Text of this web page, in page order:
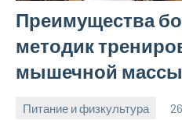
Преимущества
методик
мышечной массы
Питание и физкультура